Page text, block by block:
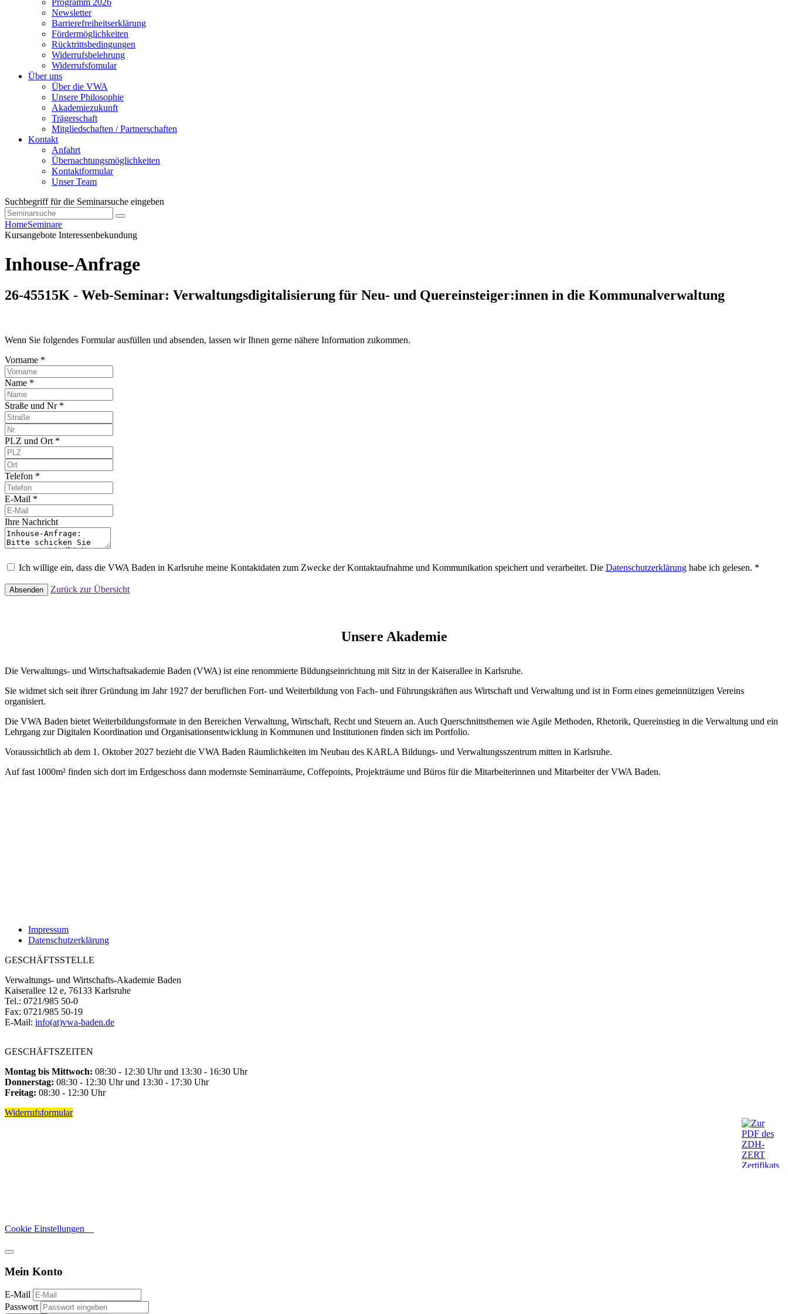
Programm 2026
Newsletter
Barrierefreiheitserklärung
Fördermöglichkeiten
Rücktrittsbedingungen
Widerrufsbelehrung
Widerrufsfomular
Über uns
Über die VWA
Unsere Philosophie
Akademiezukunft
Trägerschaft
Mitgliedschaften / Partnerschaften
Kontakt
Anfahrt
Übernachtungsmöglichkeiten
Kontaktformular
Unser Team
Suchbegriff für die Seminarsuche eingeben
HomeSeminare
Kursangebote Interessenbekundung
Inhouse-Anfrage
26-45515K - Web-Seminar: Verwaltungsdigitalisierung für Neu- und Quereinsteiger:innen in die Kommunalverwaltung
Wenn Sie folgendes Formular ausfüllen und absenden, lassen wir Ihnen gerne nähere Information zukommen.
Vorname *
Name *
Straße und Nr *
PLZ und Ort *
Telefon *
E-Mail *
Ihre Nachricht
Ich willige ein, dass die VWA Baden in Karlsruhe meine Kontaktdaten zum Zwecke der Kontaktaufnahme und Kommunikation speichert und verarbeitet. Die Datenschutzerklärung habe ich gelesen. *
Absenden Zurück zur Übersicht
Unsere Akademie
Die Verwaltungs- und Wirtschaftsakademie Baden (VWA) ist eine renommierte Bildungseinrichtung mit Sitz in der Kaiserallee in Karlsruhe.
Sie widmet sich seit ihrer Gründung im Jahr 1927 der beruflichen Fort- und Weiterbildung von Fach- und Führungskräften aus Wirtschaft und Verwaltung und ist in Form eines gemeinnützigen Vereins
organisiert.
Die VWA Baden bietet Weiterbildungsformate in den Bereichen Verwaltung, Wirtschaft, Recht und Steuern an. Auch Querschnittsthemen wie Agile Methoden, Rhetorik, Quereinstieg in die Verwaltung und ein
Lehrgang zur Digitalen Koordination und Organisationsentwicklung in Kommunen und Institutionen finden sich im Portfolio.
Voraussichtlich ab dem 1. Oktober 2027 bezieht die VWA Baden Räumlichkeiten im Neubau des KARLA Bildungs- und Verwaltungsszentrum mitten in Karlsruhe.
Auf fast 1000m² finden sich dort im Erdgeschoss dann modernste Seminarräume, Coffepoints, Projekträume und Büros für die Mitarbeiterinnen und Mitarbeiter der VWA Baden.
Impressum
Datenschutzerklärung
GESCHÄFTSSTELLE
Verwaltungs- und Wirtschafts-Akademie Baden
Kaiserallee 12 e, 76133 Karlsruhe
Tel.: 0721/985 50-0
Fax: 0721/985 50-19
E-Mail: info(at)vwa-baden.de
GESCHÄFTSZEITEN
Montag bis Mittwoch: 08:30 - 12:30 Uhr und 13:30 - 16:30 Uhr
Donnerstag: 08:30 - 12:30 Uhr und 13:30 - 17:30 Uhr
Freitag: 08:30 - 12:30 Uhr
Widerrufsformular
Cookie Einstellungen
Mein Konto
E-Mail
Passwort